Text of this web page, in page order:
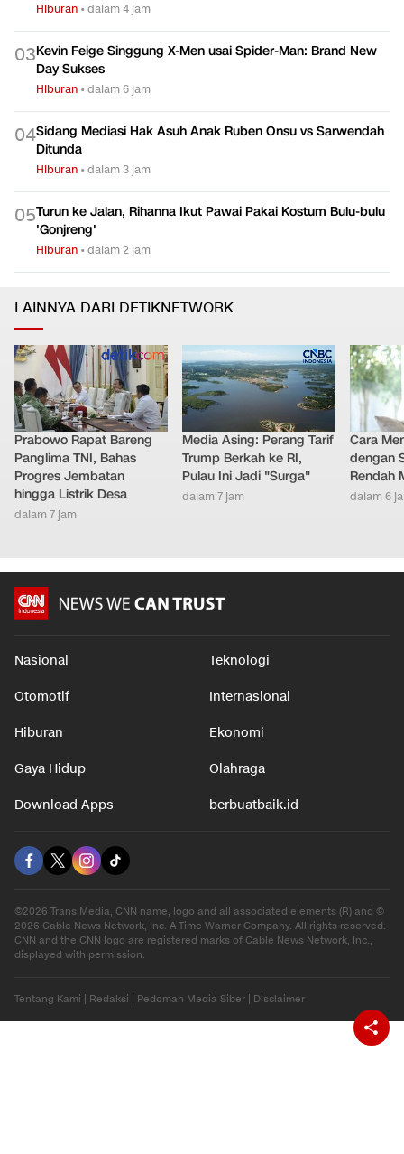
Hiburan •dalam 4 jam
03Kevin Feige Singgung X-Men usai Spider-Man: Brand New
Day Sukses
Hiburan •dalam 6 jam
04Sidang Mediasi Hak Asuh Anak Ruben Onsu vs Sarwendah
Ditunda
Hiburan •dalam 3 jam
05Turun ke Jalan, Rihanna Ikut Pawai Pakai Kostum Bulu-bulu
'Gonjreng'
Hiburan •dalam 2 jam
LAINNYA DARI DETIKNETWORK
Prabowo Rapat Bareng
Panglima TNI, Bahas
Progres Jembatan
hingga Listrik Desa
dalam 7 jam
Media Asing: Perang Tarif
Trump Berkah ke RI,
Pulau Ini Jadi "Surga"
dalam 7 jam
Cara
dengan
Rendah
dalam 6
Nasional Teknologi
Otomotif Internasional
Hiburan Ekonomi
Gaya Hidup Olahraga
Download Apps berbuatbaik.id
©2026 Trans Media, CNN name, logo and all associated elements (R) and ©
2026 Cable News Network, Inc. A Time Warner Company. All rights reserved.
CNN and the CNN logo are registered marks of Cable News Network, Inc.,
displayed with permission.
Tentang Kami | Redaksi | Pedoman Media Siber | Disclaimer